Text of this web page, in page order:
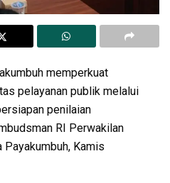
memperkuat
pelayanan publik melalui
penilaian
RI Perwakilan
Payakumbuh, Kamis